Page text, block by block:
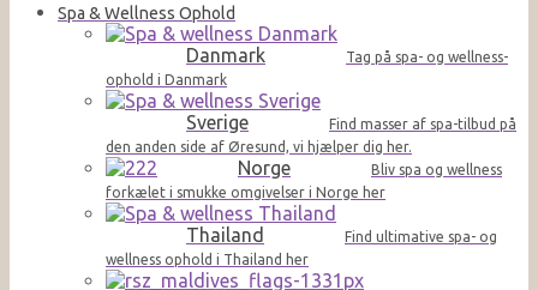
Spa & Wellness Ophold
Danmark
Tag på spa- og wellness-
ophold i Danmark
Sverige
Find masser af spa-tilbud på
den anden side af Øresund, vi hjælper dig her.
Norge
Bliv spa og wellness
forkælet i smukke omgivelser i Norge her
Thailand
Find ultimative spa- og
wellness ophold i Thailand her